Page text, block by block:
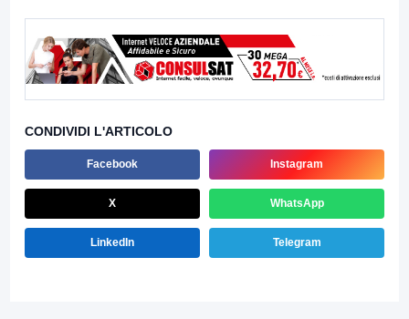
CONDIVIDI L'ARTICOLO
Facebook Instagram
X WhatsApp
LinkedIn Telegram